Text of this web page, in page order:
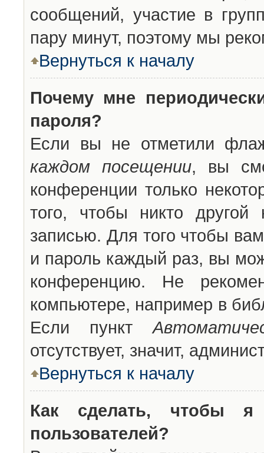
сообщений, участие в
пару минут, поэтому мы
Вернуться к началу
Почему мне
пароля?
Если вы не отметили
каждом посещении, вы
конференции только
того, чтобы никто другой
записью. Для того чтобы
и пароль каждый раз, вы
конференцию. Не
компьютере, например в
Если пункт
отсутствует, значит,
Вернуться к началу
Как сделать, чтобы
пользователей?